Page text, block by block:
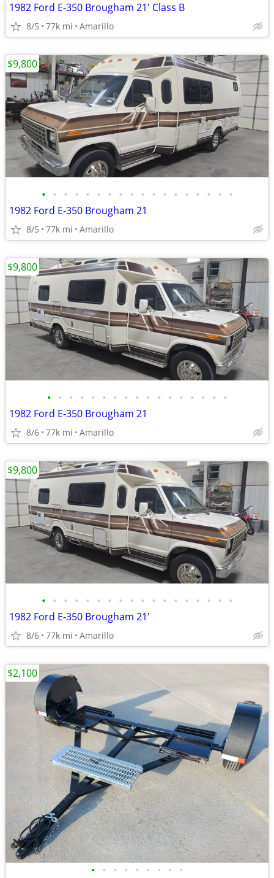
1982 Ford E-350 Brougham 21' Class B
8/5 77k mi Amarillo
• • • • • • • • • • • • • • • • • •
1982 Ford E-350 Brougham 21
8/5 77k mi Amarillo
$9,800
• • • • • • • • • • • • • • • • •
1982 Ford E-350 Brougham 21
8/6 77k mi Amarillo
$9,800
• • • • • • • • • • • • • • • • • •
1982 Ford E-350 Brougham 21'
8/6 77k mi Amarillo
$9,800
• • • • • • • • •
$2,100